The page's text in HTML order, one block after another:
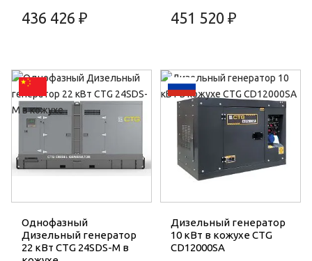
436 426 ₽ 451 520 ₽
Однофазный
Дизельный генератор
22 кВт CTG 24SDS-M в
Дизельный генератор
10 кВт в кожухе CTG
CD12000SA